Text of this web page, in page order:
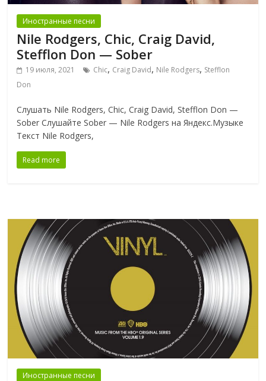
Иностранные песни
Nile Rodgers, Chic, Craig David,
Stefflon Don — Sober
19 июля, 2021 Chic, Craig David, Nile Rodgers, Stefflon
Don
Слушать Nile Rodgers, Chic, Craig David, Stefflon Don —
Sober Слушайте Sober — Nile Rodgers на Яндекс.Музыке
Текст Nile Rodgers,
Read more
Иностранные песни